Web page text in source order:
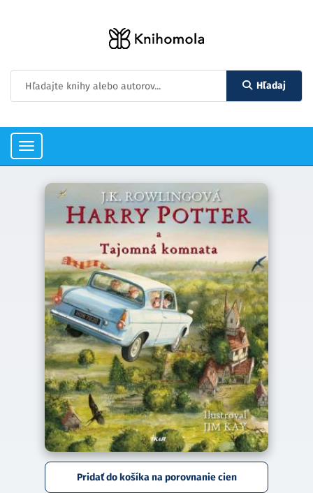
Hľadaj
Toggle
navigation
Pridať do košíka na porovnanie cien